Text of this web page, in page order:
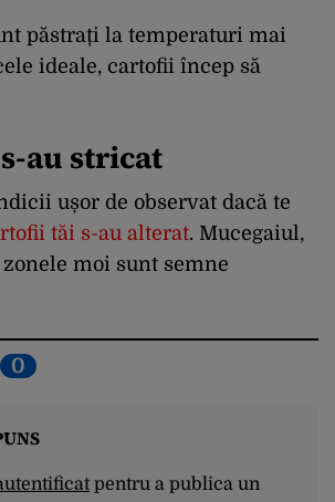
păstrați la temperaturi mai
ideale, cartofii încep să
au stricat
ușor de observat dacă te
tăi s-au alterat. Mucegaiul,
moi sunt semne
0
pentru a publica un